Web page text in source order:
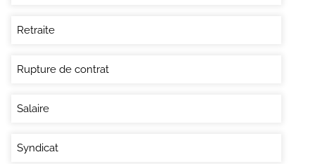
Retraite
Rupture de contrat
Salaire
Syndicat